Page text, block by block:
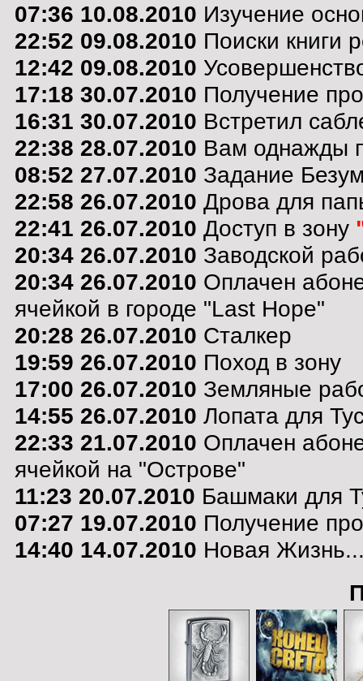
07:36 10.08.2010 Изучение
22:52 09.08.2010 Поиски книги
12:42 09.08.2010
17:18 30.07.2010 Получение
16:31 30.07.2010 Встретил
22:38 28.07.2010 Вам однажды
08:52 27.07.2010 Задание
22:58 26.07.2010 Дрова для
22:41 26.07.2010 Доступ в зону
20:34 26.07.2010 Заводской
20:34 26.07.2010 Оплачен
ячейкой в городе "Last Hope"
20:28 26.07.2010 Сталкер
19:59 26.07.2010 Поход в зону
17:00 26.07.2010 Земляные
14:55 26.07.2010 Лопата для
22:33 21.07.2010 Оплачен
ячейкой на "Острове"
11:23 20.07.2010 Башмаки для
07:27 19.07.2010 Получение
14:40 14.07.2010 Новая